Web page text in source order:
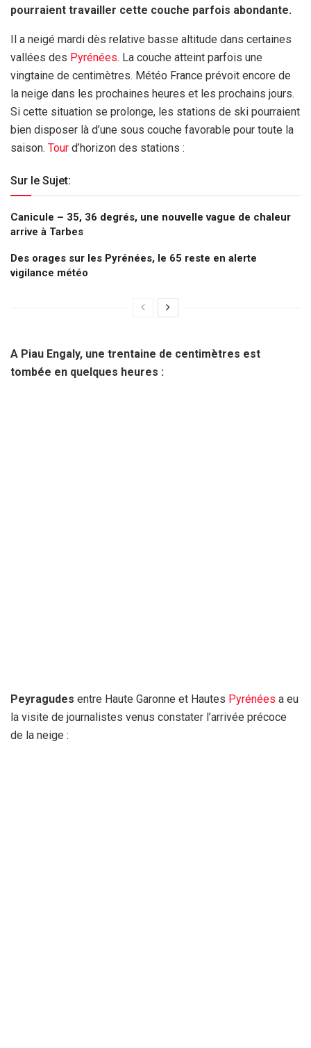
pourraient travailler cette couche parfois abondante.
Il a neigé mardi dès relative basse altitude dans certaines
vallées des Pyrénées. La couche atteint parfois une
vingtaine de centimètres. Météo France prévoit encore de
la neige dans les prochaines heures et les prochains jours.
Si cette situation se prolonge, les stations de ski pourraient
bien disposer là d’une sous couche favorable pour toute la
saison. Tour d’horizon des stations :
Sur le Sujet:
Canicule – 35, 36 degrés, une nouvelle vague de chaleur
arrive à Tarbes
Des orages sur les Pyrénées, le 65 reste en alerte
vigilance météo
A Piau Engaly, une trentaine de centimètres est
tombée en quelques heures :
Peyragudes entre Haute Garonne et Hautes Pyrénées a eu
la visite de journalistes venus constater l’arrivée précoce
de la neige :